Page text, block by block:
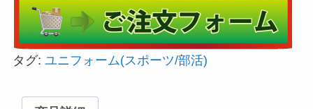
タグ: ユニフォーム(スポーツ/部活)